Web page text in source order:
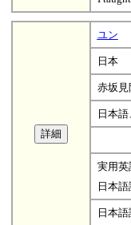
ユン
日本
赤坂見
日本
実用英
日本
日本